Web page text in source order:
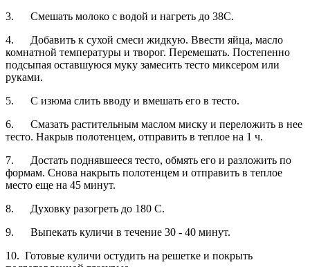
3. Смешать молоко с водой и нагреть до 38С.
4. Добавить к сухой смеси жидкую. Ввести яйца, масло
комнатной температуры и творог. Перемешать. Постепенно
подсыпая оставшуюся муку замесить тесто миксером или
руками.
5. С изюма слить вводу и вмешать его в тесто.
6. Смазать растительным маслом миску и переложить в нее
тесто. Накрыв полотенцем, отправить в теплое на 1 ч.
7. Достать поднявшееся тесто, обмять его и разложить по
формам. Снова накрыть полотенцем и отправить в теплое
место еще на 45 минут.
8. Духовку разогреть до 180 С.
9. Выпекать куличи в течение 30 - 40 минут.
10. Готовые куличи остудить на решетке и покрыть